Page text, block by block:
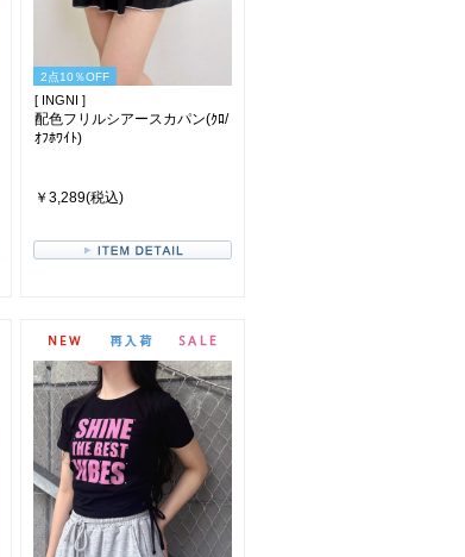
2点10％OFF
[ INGNI ]
配色フリルシアースカパン(ｸﾛ/
ｵﾌﾎﾜｲﾄ)
￥3,289(税込)